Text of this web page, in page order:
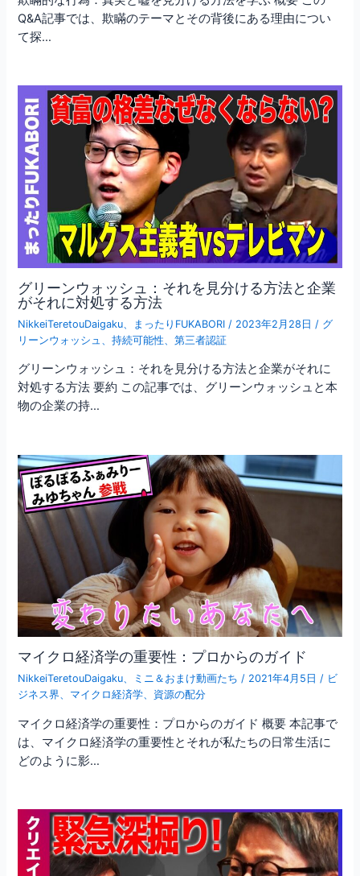
Q&A記事では、欺瞞のテーマとその背後にある理由につい
て探…
グリーンウォッシュ：それを見分ける方法と企業
がそれに対処する方法
NikkeiTeretouDaigaku まったりFUKABORI / 2023年2月28日 / グ
リーンウォッシュ
、持続可能性 、第三者認証
グリーンウォッシュ：それを見分ける方法と企業がそれに
対処する方法 要約 この記事では、グリーンウォッシュと本
物の企業の持…
マイクロ経済学の重要性：プロからのガイド
NikkeiTeretouDaigaku、 ミニ＆おまけ動画たち / 2021年4月5日 / ビ
ジネス界、 マイクロ経済学、 資源の配分
マイクロ経済学の重要性：プロからのガイド 概要 本記事で
は、マイクロ経済学の重要性とそれが私たちの日常生活に
どのように影…